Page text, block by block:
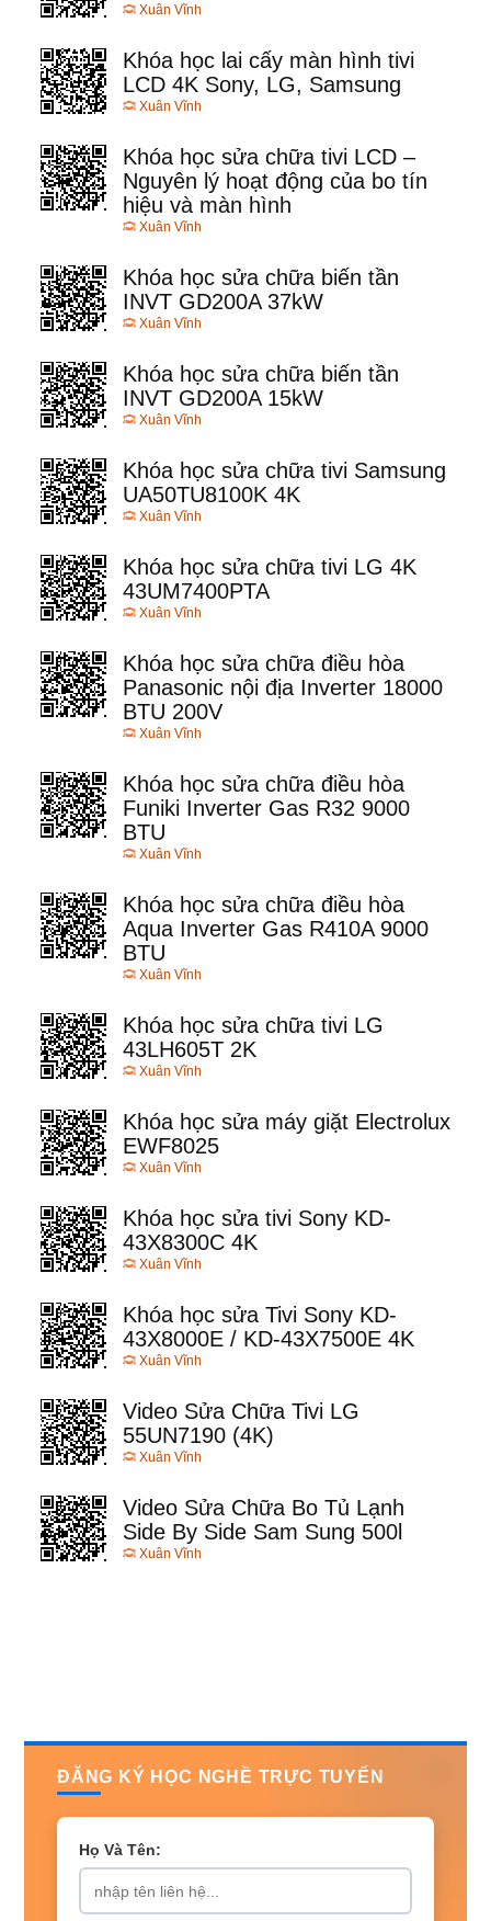
Xuân Vĩnh
Khóa học lai cấy màn hình tivi
LCD 4K Sony, LG, Samsung
Xuân Vĩnh
Khóa học sửa chữa tivi LCD –
Nguyên lý hoạt động của bo tín
hiệu và màn hình
Xuân Vĩnh
Khóa học sửa chữa biến tần
INVT GD200A 37kW
Xuân Vĩnh
Khóa học sửa chữa biến tần
INVT GD200A 15kW
Xuân Vĩnh
Khóa học sửa chữa tivi Samsung
UA50TU8100K 4K
Xuân Vĩnh
Khóa học sửa chữa tivi LG 4K
43UM7400PTA
Xuân Vĩnh
Khóa học sửa chữa điều hòa
Panasonic nội địa Inverter 18000
BTU 200V
Xuân Vĩnh
Khóa học sửa chữa điều hòa
Funiki Inverter Gas R32 9000
BTU
Xuân Vĩnh
Khóa học sửa chữa điều hòa
Aqua Inverter Gas R410A 9000
BTU
Xuân Vĩnh
Khóa học sửa chữa tivi LG
43LH605T 2K
Xuân Vĩnh
Khóa học sửa máy giặt Electrolux
EWF8025
Xuân Vĩnh
Khóa học sửa tivi Sony KD-
43X8300C 4K
Xuân Vĩnh
Khóa học sửa Tivi Sony KD-
43X8000E / KD-43X7500E 4K
Xuân Vĩnh
Video Sửa Chữa Tivi LG
55UN7190 (4K)
Xuân Vĩnh
Video Sửa Chữa Bo Tủ Lạnh
Side By Side Sam Sung 500l
Xuân Vĩnh
ĐĂNG KÝ HỌC NGHỀ TRỰC TUYẾN
Họ Và Tên: